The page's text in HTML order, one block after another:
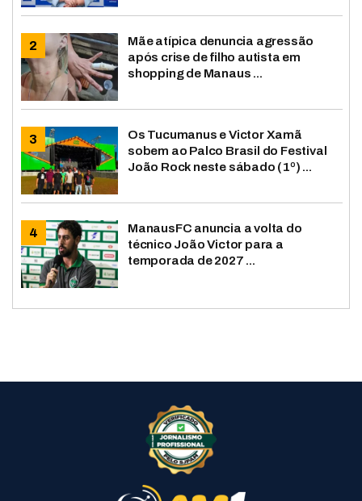
Mãe atípica denuncia agressão
após crise de filho autista em
shopping de Manaus ...
Os Tucumanus e Victor Xamã
sobem ao Palco Brasil do Festival
João Rock neste sábado (1º) ...
ManausFC anuncia a volta do
técnico João Victor para a
temporada de 2027 ...